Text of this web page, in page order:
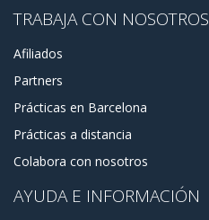
TRABAJA CON NOSOTROS
Afiliados
Partners
Prácticas en Barcelona
Prácticas a distancia
Colabora con nosotros
AYUDA E INFORMACIÓN